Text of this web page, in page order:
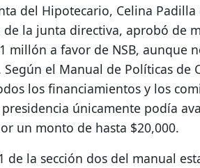
del Hipotecario, Celina Padilla
de la junta directiva, aprobó de
millón a favor de NSB, aunque
Según el Manual de Políticas de
los financiamientos y los
únicamente podía
un monto de hasta $20,000.
de la sección dos del manual